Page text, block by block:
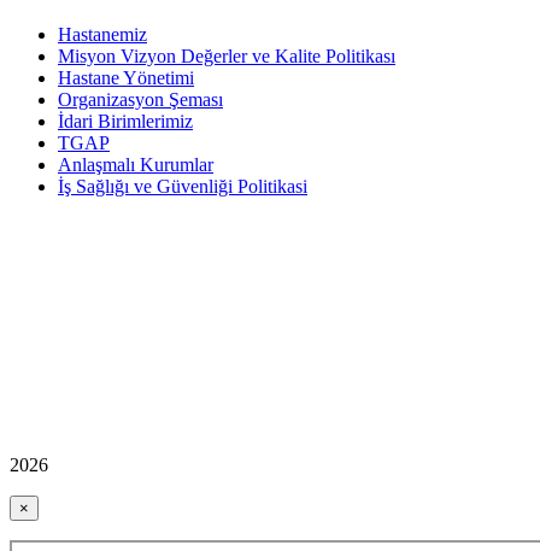
Hastanemiz
Misyon Vizyon Değerler ve Kalite Politikası
Hastane Yönetimi
Organizasyon Şeması
İdari Birimlerimiz
TGAP
Anlaşmalı Kurumlar
İş Sağlığı ve Güvenliği Politikasi
2026
×